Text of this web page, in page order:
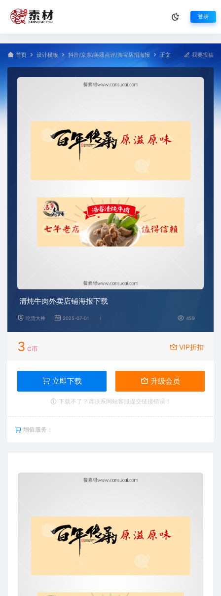
登录
首页 设计模板 抖音/京东/美团点评/淘宝店招海报 正文 我要投稿
清炖牛肉外卖店铺海报下载
吃货大神 2025-07-01 459
3 C币 VIP折扣
立即下载 升级会员
下载不了？请联系网站客服提交链接错误！
增值服务：